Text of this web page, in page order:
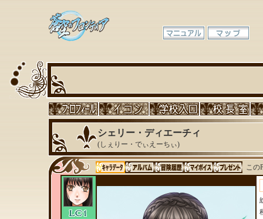
シェリー・ディエーチィ
(しぇりー・でぃえーちぃ)
この